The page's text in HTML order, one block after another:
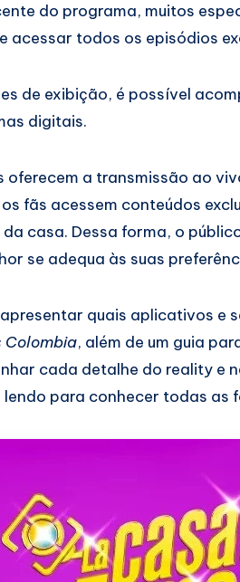
do programa, muitos
acessar todos os episódios
de exibição, é possível
digitais.
a transmissão ao
fãs acessem conteúdos
casa. Dessa forma, o
se adequa às suas
quais aplicativos e
Colombia, além de um guia
cada detalhe do reality e
para conhecer todas as